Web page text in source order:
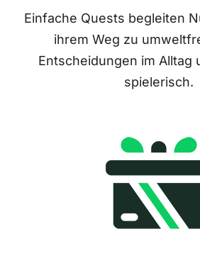
Einfache Quests begleiten
ihrem Weg zu
Entscheidungen im Alltag
spielerisch.